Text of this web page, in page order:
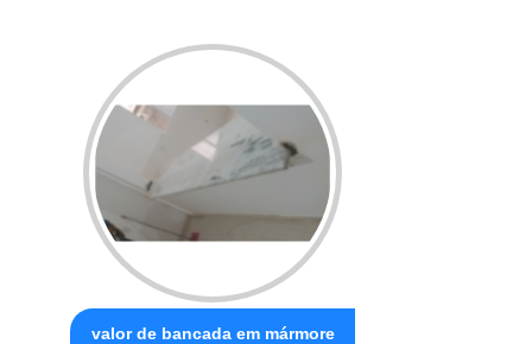
valor de bancada em mármore